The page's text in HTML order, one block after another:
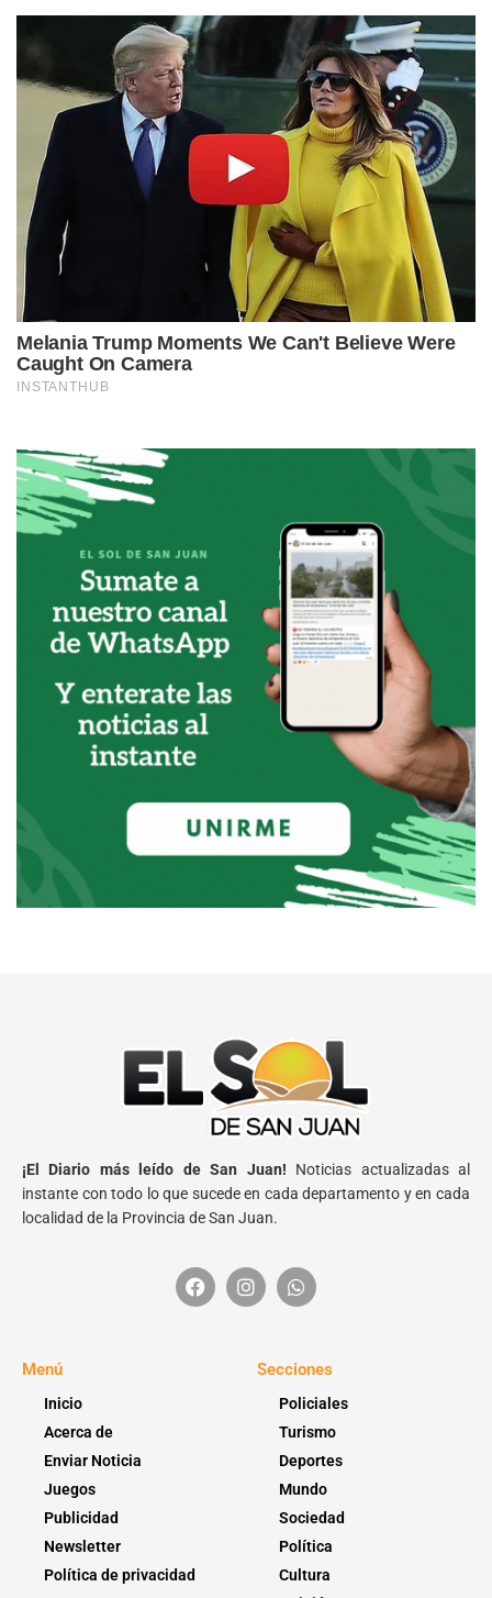
¡El Diario más leído de San Juan! Noticias actualizadas al
instante con todo lo que sucede en cada departamento y en cada
localidad de la Provincia de San Juan.
Menú
Inicio
Acerca de
Enviar Noticia
Juegos
Publicidad
Newsletter
Política de privacidad
Secciones
Policiales
Turismo
Deportes
Mundo
Sociedad
Política
Cultura